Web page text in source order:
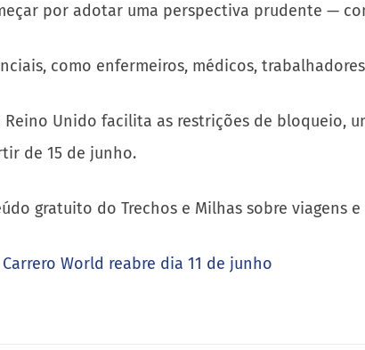
por adotar uma perspectiva prudente —
como enfermeiros, médicos,
Unido facilita as restrições de bloqueio,
de 15 de junho.
gratuito do Trechos e Milhas sobre viagens e
World reabre dia 11 de junho